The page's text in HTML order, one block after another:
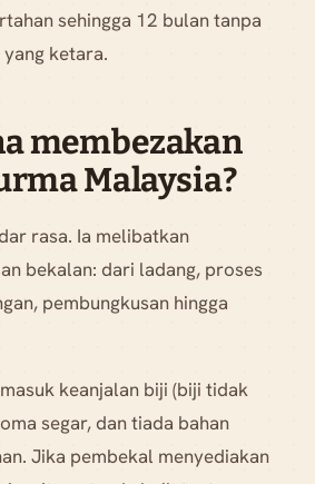
sehingga 12 bulan tanpa
ketara.
membezakan
Malaysia?
rasa. Ia melibatkan
bekalan: dari ladang, proses
pembungkusan hingga
keanjalan biji (biji tidak
segar, dan tiada bahan
Jika pembekal menyediakan